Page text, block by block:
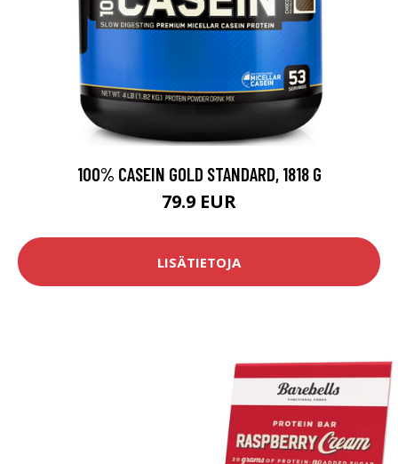
100% CASEIN GOLD STANDARD, 1818 G
79.9 EUR
LISÄTIETOJA